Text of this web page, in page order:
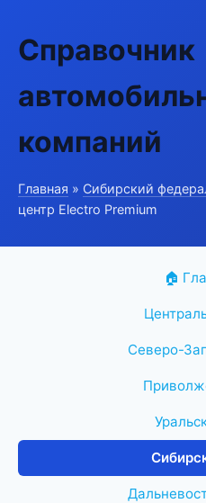
Справочник
компаний
Главная » Сибирский
центр Electro Premium
🏠
Северо-